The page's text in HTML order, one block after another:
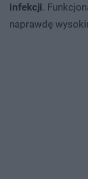
infekcji.
naprawdę